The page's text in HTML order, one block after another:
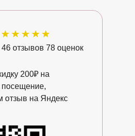
200₽ на
отзыв на Яндекс
46 отзывов 78 оценок